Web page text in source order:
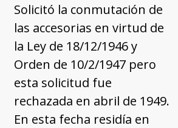
Solicitó la conmutación de
las accesorias en virtud de
la Ley de 18/12/1946 y
Orden de 10/2/1947 pero
esta solicitud fue
rechazada en abril de 1949.
En esta fecha residía en